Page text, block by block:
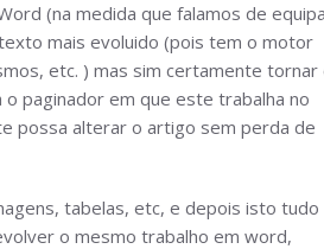
(na medida que falamos de
mais evoluido (pois tem o motor
etc. ) mas sim certamente tornar
paginador em que este trabalha no
possa alterar o artigo sem perda de
tabelas, etc, e depois isto tudo
o mesmo trabalho em word,